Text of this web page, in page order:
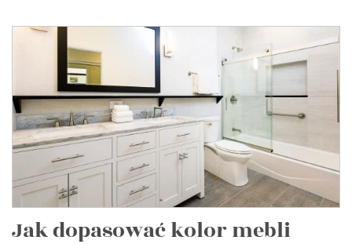
Jak dopasować kolor mebli